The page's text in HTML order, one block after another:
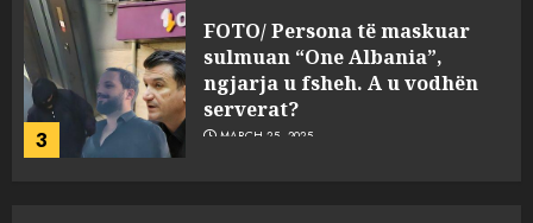
4
Prokuroria jep pretencën, ja
çfarë dënimi kërkon për
Mariela dhe Antonela
Berishën
MARCH 25, 2025